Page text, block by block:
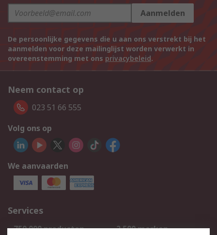
Aanmelden
De persoonlijke gegevens die u aan ons verstrekt bij het
aanmelden voor deze mailinglijst worden verwerkt in
overeenstemming met ons privacybeleid.
Neem contact op
023 51 66 555
Volg ons op
We aanvaarden
Services
750.000 producten
2.500 merken